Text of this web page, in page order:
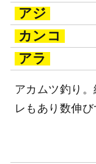
アジ
カンコ
アラ
アカムツ釣り
レもあり数伸び